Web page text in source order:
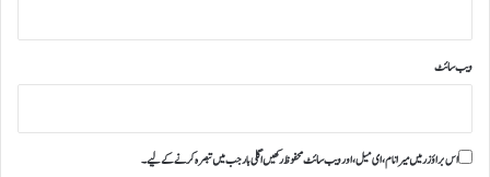
ویب‌ سائٹ
اس براؤزر میں میرا نام، ای میل، اور ویب سائٹ محفوظ رکھیں اگلی بار جب میں تبصرہ کرنے کےلیے۔